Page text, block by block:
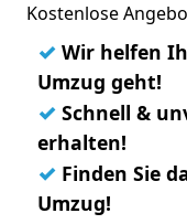
Kostenlose
✓ Wir helfen
Umzug geht!
✓ Schnell &
erhalten!
✓ Finden Sie
Umzug!